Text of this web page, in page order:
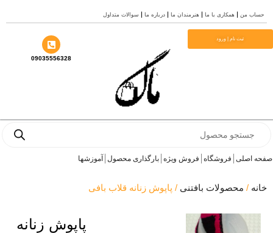
من همکاری با ما هنرمندان ما درباره ما سوالات متداول
ثبت نام | ورود
09035556328
فروشگاه فروش ویژه بارگذاری محصول آموزشها
/محصولات بافتنی/ پاپوش زنانه قلاب بافی
پاپوش زنانه